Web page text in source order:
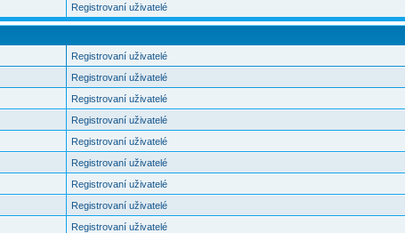
Registrovaní uživatelé
Registrovaní uživatelé
Registrovaní uživatelé
Registrovaní uživatelé
Registrovaní uživatelé
Registrovaní uživatelé
Registrovaní uživatelé
Registrovaní uživatelé
Registrovaní uživatelé
Registrovaní uživatelé